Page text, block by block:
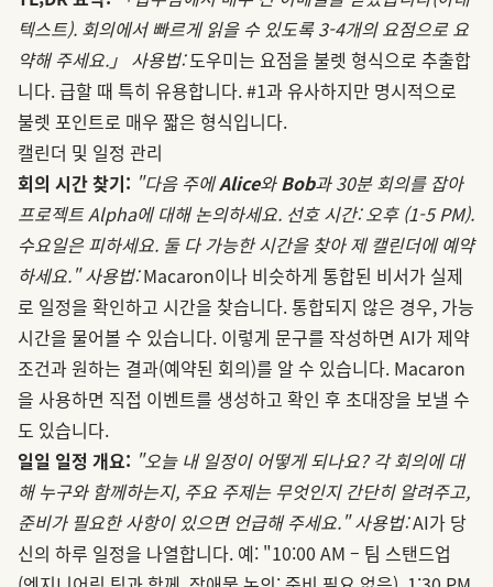
텍스트). 회의에서 빠르게 읽을 수 있도록 3-4개의 요점으로 요
약해 주세요.」 사용법:도우미는 요점을 불렛 형식으로 추출합
니다. 급할 때 특히 유용합니다. #1과 유사하지만 명시적으로
불렛 포인트로 매우 짧은 형식입니다.
캘린더 및 일정 관리
회의 시간 찾기: "다음 주에Alice와Bob과 30분 회의를 잡아
프로젝트 Alpha에 대해 논의하세요. 선호 시간: 오후 (1-5 PM).
수요일은 피하세요. 둘 다 가능한 시간을 찾아 제 캘린더에 예약
하세요." 사용법:Macaron이나 비슷하게 통합된 비서가 실제
로 일정을 확인하고 시간을 찾습니다. 통합되지 않은 경우, 가능
시간을 물어볼 수 있습니다. 이렇게 문구를 작성하면 AI가 제약
조건과 원하는 결과(예약된 회의)를 알 수 있습니다. Macaron
을 사용하면 직접 이벤트를 생성하고 확인 후 초대장을 보낼 수
도 있습니다.
일일 일정 개요: "오늘 내 일정이 어떻게 되나요? 각 회의에 대
해 누구와 함께하는지, 주요 주제는 무엇인지 간단히 알려주고,
준비가 필요한 사항이 있으면 언급해 주세요." 사용법:AI가 당
신의 하루 일정을 나열합니다. 예: "10:00 AM – 팀 스탠드업